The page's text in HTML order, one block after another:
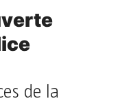
de la